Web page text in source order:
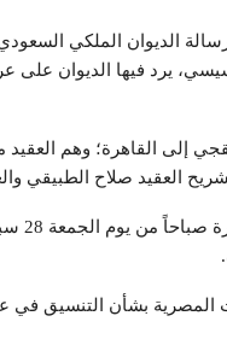
الديوان الملكي
يرد فيها الديوان على
عملية خاشقجي إلى القاهرة؛
العقيد صلاح الطبيقي
ووفق
المصرية بشأن التنسيق